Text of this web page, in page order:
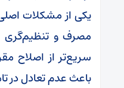
یکی از مشکلات
مصرف و تنظیم‌گری
سریع‌تر از اصلاح
باعث عدم تعادل در